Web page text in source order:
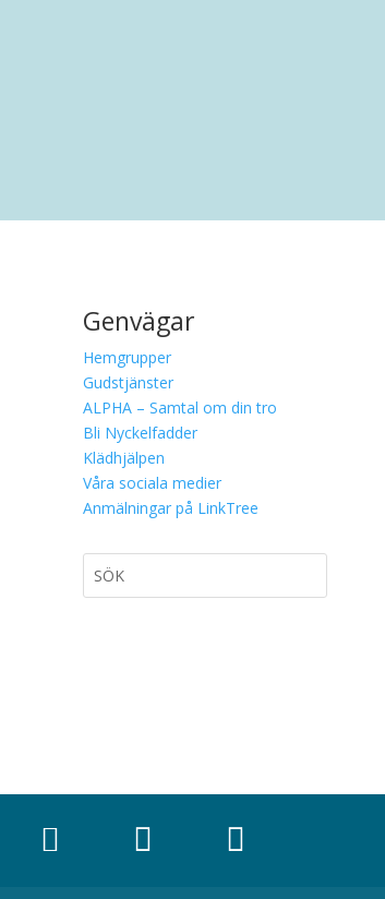
Genvägar
Hemgrupper
Gudstjänster
ALPHA – Samtal om din tro
Bli Nyckelfadder
Klädhjälpen
Våra sociala medier
Anmälningar på LinkTree
  